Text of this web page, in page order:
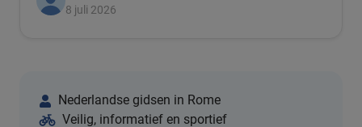
8 juli 2026
Nederlandse gidsen in Rome
Veilig, informatief en sportief